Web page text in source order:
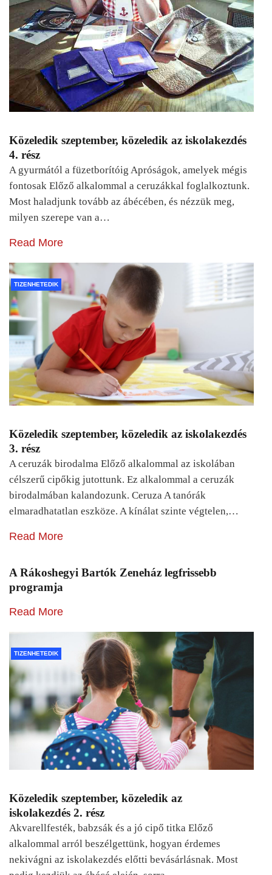
Közeledik szeptember, közeledik az iskolakezdés
4. rész
A gyurmától a füzetborítóig Apróságok, amelyek mégis
fontosak Előző alkalommal a ceruzákkal foglalkoztunk.
Most haladjunk tovább az ábécében, és nézzük meg,
milyen szerepe van a…
Read More
TIZENHETEDIK
Közeledik szeptember, közeledik az iskolakezdés
3. rész
A ceruzák birodalma Előző alkalommal az iskolában
célszerű cipőkig jutottunk. Ez alkalommal a ceruzák
birodalmában kalandozunk. Ceruza A tanórák
elmaradhatatlan eszköze. A kínálat szinte végtelen,…
Read More
A Rákoshegyi Bartók Zeneház legfrissebb
programja
Read More
TIZENHETEDIK
Közeledik szeptember, közeledik az
iskolakezdés 2. rész
Akvarellfesték, babzsák és a jó cipő titka Előző
alkalommal arról beszélgettünk, hogyan érdemes
nekivágni az iskolakezdés előtti bevásárlásnak. Most